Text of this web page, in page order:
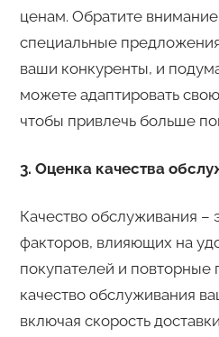
ценам. Обратите
специальные
ваши конкуренты, и
можете адаптировать
чтобы привлечь больше
3. Оценка качества
Качество обслуживания –
факторов, влияющих на
покупателей и повторные
качество обслуживания
включая скорость